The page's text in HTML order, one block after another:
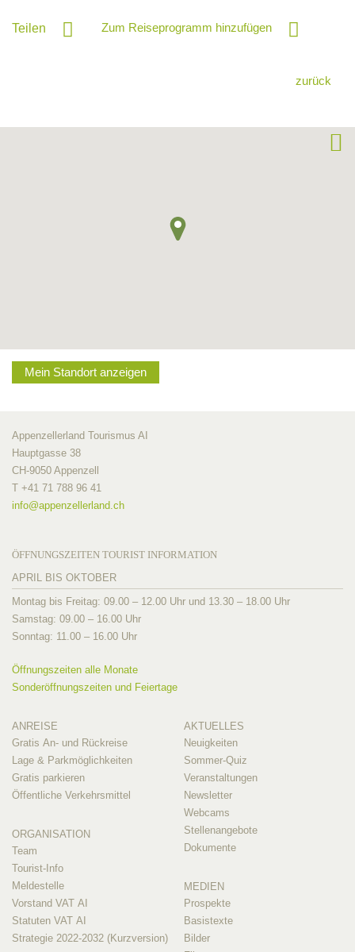
Teilen Zum Reiseprogramm hinzufügen
zurück
Mein Standort anzeigen
Appenzellerland Tourismus AI
Hauptgasse 38
CH-9050 Appenzell
T +41 71 788 96 41
info@appenzellerland.ch
ÖFFNUNGSZEITEN TOURIST INFORMATION
APRIL BIS OKTOBER
Montag bis Freitag: 09.00 – 12.00 Uhr und 13.30 – 18.00 Uhr
Samstag: 09.00 – 16.00 Uhr
Sonntag: 11.00 – 16.00 Uhr
Öffnungszeiten alle Monate
Sonderöffnungszeiten und Feiertage
ANREISE
Gratis An- und Rückreise
Lage & Parkmöglichkeiten
Gratis parkieren
Öffentliche Verkehrsmittel
ORGANISATION
Team
Tourist-Info
Meldestelle
Vorstand VAT AI
Statuten VAT AI
Strategie 2022-2032 (Kurzversion)
AKTUELLES
Neuigkeiten
Sommer-Quiz
Veranstaltungen
Newsletter
Webcams
Stellenangebote
Dokumente
MEDIEN
Prospekte
Basistexte
Bilder